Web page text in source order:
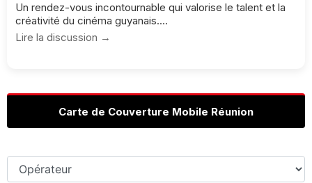
Un rendez-vous incontournable qui valorise le talent et la
créativité du cinéma guyanais....
Lire la discussion →
Carte de Couverture Mobile Réunion